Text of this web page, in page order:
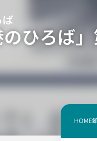
のひろば
ば
HOME